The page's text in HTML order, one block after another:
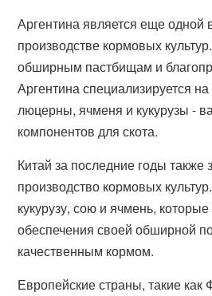
Аргентина является еще одной
производстве кормовых
обширным пастбищам и
Аргентина специализируется
люцерны, ячменя и кукурузы -
компонентов для скота.
Китай за последние годы также
производство кормовых
кукурузу, сою и ячмень,
обеспечения своей обширной
качественным кормом.
Европейские страны, такие